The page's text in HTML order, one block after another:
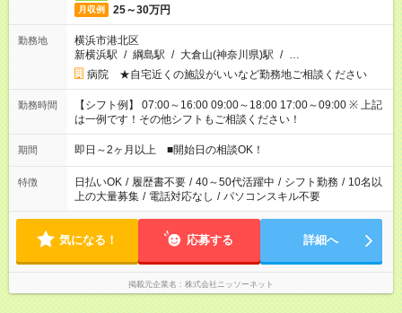
月収例 25～30万円
勤務地
横浜市港北区
新横浜駅 / 綱島駅 / 大倉山(神奈川県)駅 / …
病院 ★自宅近くの施設がいいなど勤務地ご相談ください
勤務時間
【シフト例】 07:00～16:00 09:00～18:00 17:00～09:00 ※ 上記
は一例です！その他シフトもご相談ください！
期間 即日～2ヶ月以上 ■開始日の相談OK！
特徴 日払いOK / 履歴書不要 / 40～50代活躍中 / シフト勤務 / 10名以
上の大量募集 / 電話対応なし / パソコンスキル不要
気になる！ 応募する 詳細へ
掲載元企業名 株式会社ニッソーネット